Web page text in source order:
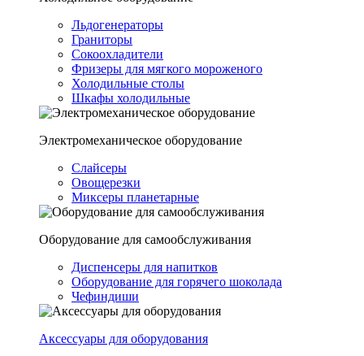
Льдогенераторы
Граниторы
Сокоохладители
Фризеры для мягкого мороженого
Холодильные столы
Шкафы холодильные
Электромеханическое оборудование
Слайсеры
Овощерезки
Миксеры планетарные
Оборудование для самообслуживания
Диспенсеры для напитков
Оборудование для горячего шоколада
Чефиндиши
Аксессуары для оборудования